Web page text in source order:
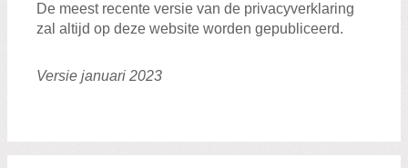
De meest recente versie van de privacyverklaring
zal altijd op deze website worden gepubliceerd.
Versie januari 2023